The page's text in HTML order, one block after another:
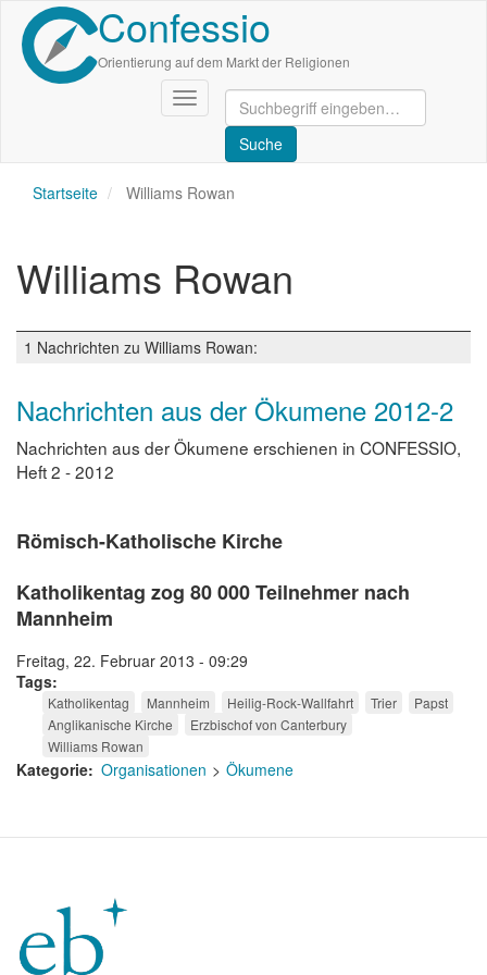
Direkt
zum
Inhalt
Confessio
Orientierung auf dem Markt der Religionen
Navigation
aktivieren/deaktivieren
Startseite Williams Rowan
Williams Rowan
1 Nachrichten zu Williams Rowan:
Nachrichten aus der Ökumene 2012-2
Nachrichten aus der Ökumene erschienen in CONFESSIO,
Heft 2 - 2012
Römisch-Katholische Kirche
Katholikentag zog 80 000 Teilnehmer nach
Mannheim
Freitag, 22. Februar 2013 - 09:29
Tags
Katholikentag Mannheim Heilig-Rock-Wallfahrt Trier
Papst
Anglikanische Kirche
Erzbischof von Canterbury
Williams Rowan
Kategorie Organisationen Ökumene